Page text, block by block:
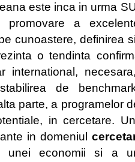
este inca in urma
a
cunoastere, definirea
o tendinta
international,
de
parte, a programelor
in cercetare.
in domeniul
unei economii si a